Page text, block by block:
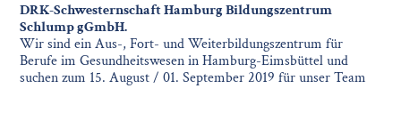
DRK-Schwesternschaft Hamburg Bildungszentrum
Schlump gGmbH.
Wir sind ein Aus-, Fort- und Weiterbildungszentrum für
Berufe im Gesundheitswesen in Hamburg-Eimsbüttel und
suchen zum 15. August / 01. September 2019 für unser Team